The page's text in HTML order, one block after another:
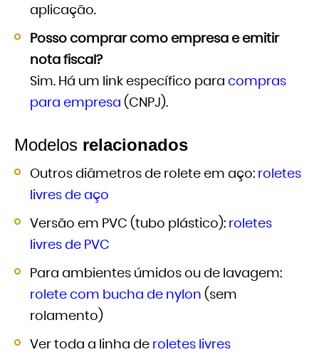
aplicação.
Posso comprar como empresa e emitir
nota fiscal?
Sim. Há um link específico para compras
para empresa (CNPJ).
Modelos relacionados
Outros diâmetros de rolete em aço: roletes
livres de aço
Versão em PVC (tubo plástico): roletes
livres de PVC
Para ambientes úmidos ou de lavagem:
rolete com bucha de nylon (sem
rolamento)
Ver toda a linha de roletes livres